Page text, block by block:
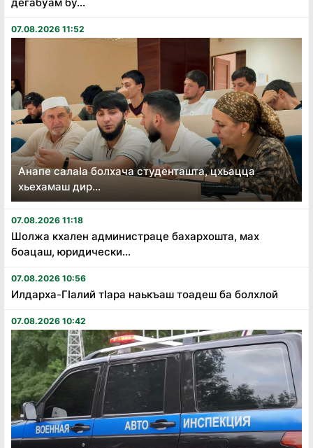
07.08.2026 11:52
Анапе салаӏа болхача студенташта, цхьацца
хьехамаш дир...
07.08.2026 11:18
Шолжа кхален администраце бахархошта, мах
боацаш, юридически...
07.08.2026 10:56
Илдарха-Гӏалий тӏара наькъаш тоадеш ба болхлой
07.08.2026 10:42